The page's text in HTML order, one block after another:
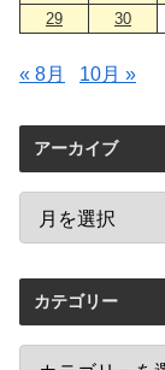
29
30
« 8月 10月 »
アーカイブ
カテゴリー